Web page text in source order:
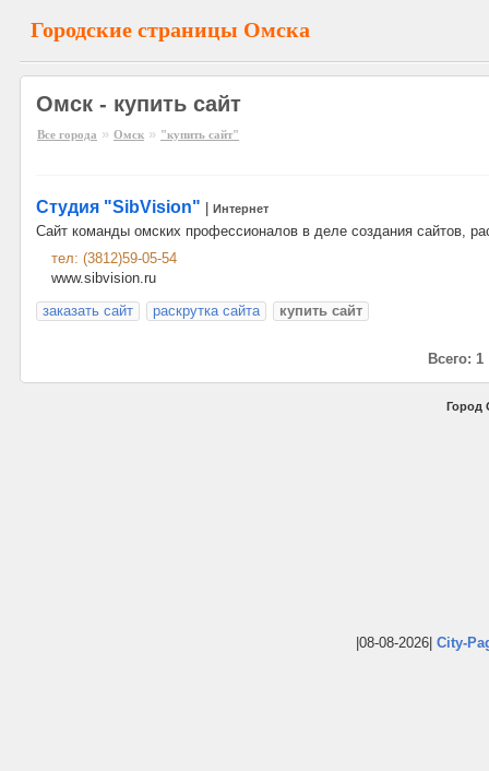
Городские страницы Омска
Омск - купить сайт
Все города » Омск » "купить сайт"
Студия "SibVision" Интернет
Сайт команды омских профессионалов в деле создания сайтов,
тел: (3812)59-05-54
www.sibvision.ru
заказать сайт
раскрутка сайта купить сайт
Всего: 1
Город
|08-08-2026| City-